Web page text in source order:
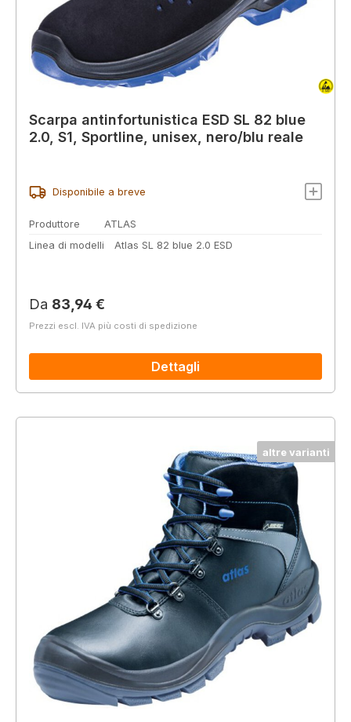
Scarpa antinfortunistica ESD SL 82 blue
2.0, S1, Sportline, unisex, nero/blu reale
Disponibile a breve
Produttore
ATLAS
Linea di modelli
Atlas SL 82 blue 2.0 ESD
Prezzo normale:
Da 83,94 €
Prezzi escl. IVA più costi di spedizione
Dettagli
altre varianti